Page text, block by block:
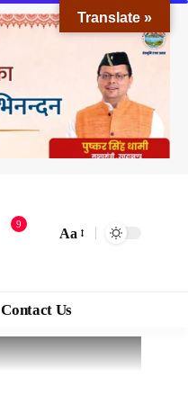
9
Aa
Contact Us
Translate »